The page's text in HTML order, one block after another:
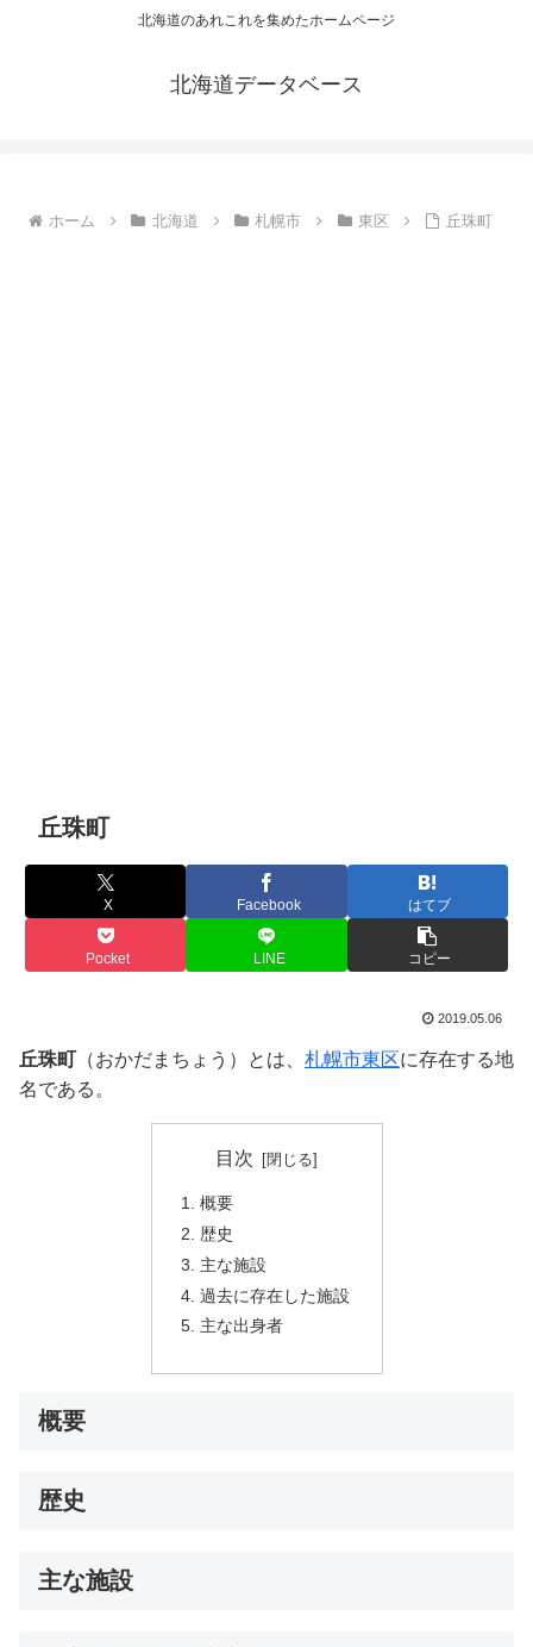
北海道のあれこれを集めたホームページ
北海道データベース
ホーム 北海道 札幌市 東区 丘珠町
丘珠町
X Facebook はてブ
Pocket LINE コピー
2019.05.06
丘珠町 （おかだまちょう）とは、 札幌市東区に存在する地
名である。
目次
概要
歴史
主な施設
過去に存在した施設
主な出身者
概要
歴史
主な施設